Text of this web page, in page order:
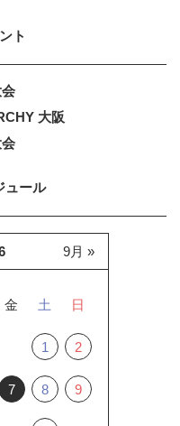
ト
大阪
ュール
金 土 日
1 2
7 8 9
9月 »